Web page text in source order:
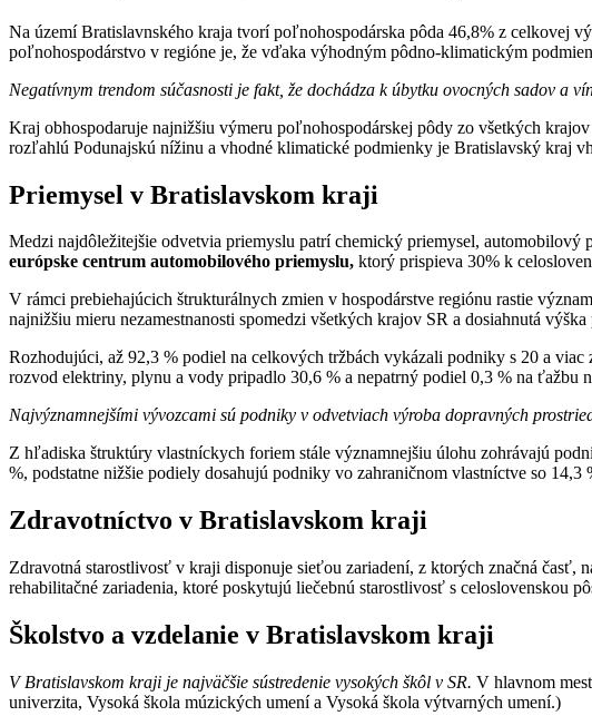
Na území Bratislavnského kraja tvorí poľnohospodárska pôda 46,8% z celkovej
poľnohospodárstvo v regióne je, že vďaka výhodným pôdno-klimatickým
Negatívnym trendom súčasnosti je fakt, že dochádza k úbytku ovocných sadov a
Kraj obhospodaruje najnižšiu výmeru poľnohospodárskej pôdy zo všetkých krajov
rozľahlú Podunajskú nížinu a vhodné klimatické podmienky je Bratislavský kraj
Priemysel v Bratislavskom kraji
Medzi najdôležitejšie odvetvia priemyslu patrí chemický priemysel,
európske centrum automobilového priemyslu, ktorý prispieva 30% k
V rámci prebiehajúcich štrukturálnych zmien v hospodárstve regiónu rastie
najnižšiu mieru nezamestnanosti spomedzi všetkých krajov SR a dosiahnutá
Rozhodujúci, až 92,3 % podiel na celkových tržbách vykázali podniky s 20 a
rozvod elektriny, plynu a vody pripadlo 30,6 % a nepatrný podiel 0,3 % na
Najvýznamnejšími vývozcami sú podniky v odvetviach výroba dopravných
Z hľadiska štruktúry vlastníckych foriem stále významnejšiu úlohu zohrávajú
%, podstatne nižšie podiely dosahujú podniky vo zahraničnom vlastníctve so 14,3
Zdravotníctvo v Bratislavskom kraji
Zdravotná starostlivosť v kraji disponuje sieťou zariadení, z ktorých značná časť,
rehabilitačné zariadenia, ktoré poskytujú liečebnú starostlivosť s celoslovenskou
Školstvo a vzdelanie v Bratislavskom kraji
V Bratislavskom kraji je najväčšie sústredenie vysokých škôl v SR. V hlavnom
univerzita, Vysoká škola múzických umení a Vysoká škola výtvarných umení.)